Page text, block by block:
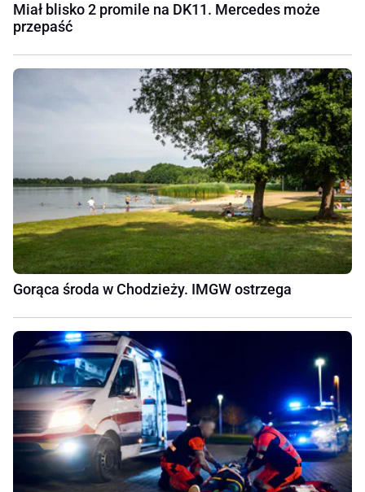
Miał blisko 2 promile na DK11. Mercedes może
przepaść
Gorąca środa w Chodzieży. IMGW ostrzega